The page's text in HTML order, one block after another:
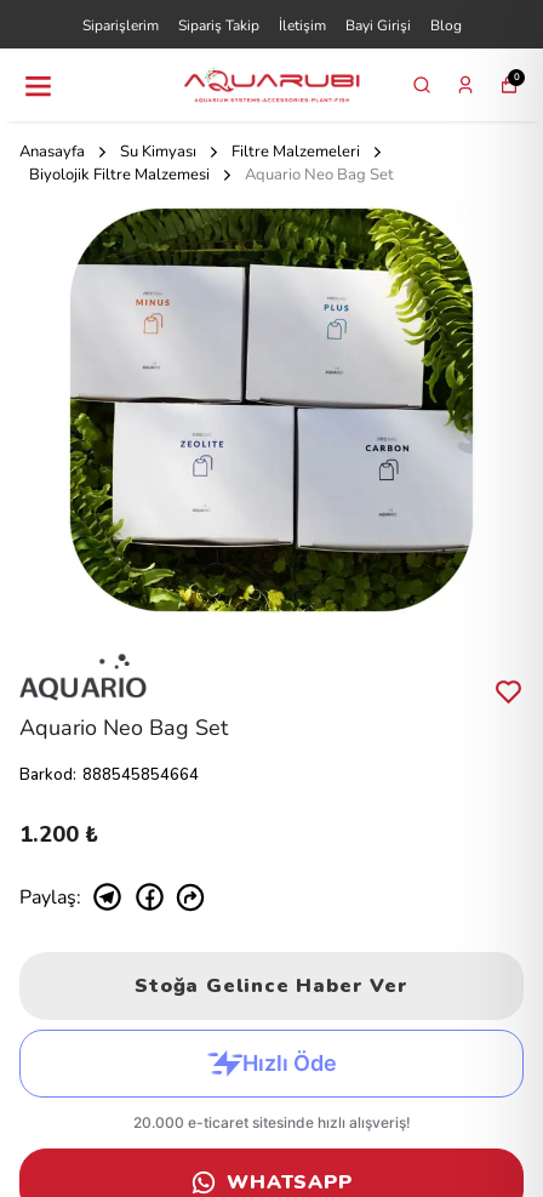
Siparişlerim Sipariş Takip İletişim Bayi Girişi Blog
0
Anasayfa Su Kimyası
Filtre Malzemeleri
Biyolojik Filtre Malzemesi
Aquario Neo Bag Set
Aquario Neo Bag Set
Barkod: 888545854664
1.200 ₺
Paylaş:
Stoğa Gelince Haber Ver
WHATSAPP